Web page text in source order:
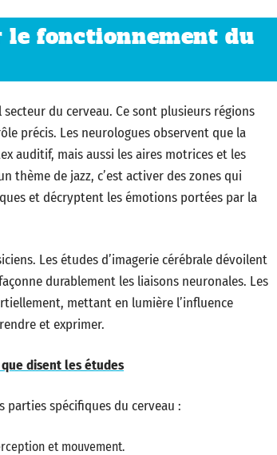
le fonctionnement du
du cerveau. Ce sont plusieurs régions
précis. Les neurologues observent que la
auditif, mais aussi les aires motrices et les
thème de jazz, c’est activer des zones qui
et décryptent les émotions portées par la
Les études d’imagerie cérébrale dévoilent
durablement les liaisons neuronales. Les
mettant en lumière l’influence
et exprimer.
disent les études
parties spécifiques du cerveau :
et mouvement.